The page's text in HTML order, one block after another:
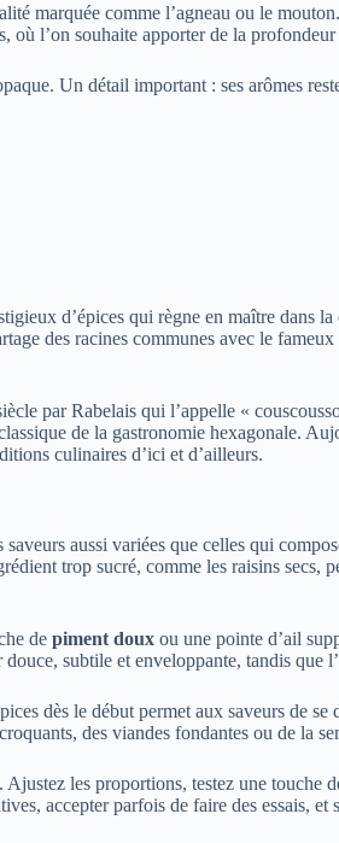
marquée comme l’agneau ou le
où l’on souhaite apporter de la
Un détail important : ses arômes
d’épices qui règne en maître dans
des racines communes avec le
par Rabelais qui l’appelle «
de la gastronomie hexagonale.
culinaires d’ici et d’ailleurs.
aussi variées que celles qui
trop sucré, comme les raisins secs,
de piment doux ou une pointe d’ail
subtile et enveloppante, tandis que
dès le début permet aux saveurs de
des viandes fondantes ou de la
les proportions, testez une
accepter parfois de faire des essais,